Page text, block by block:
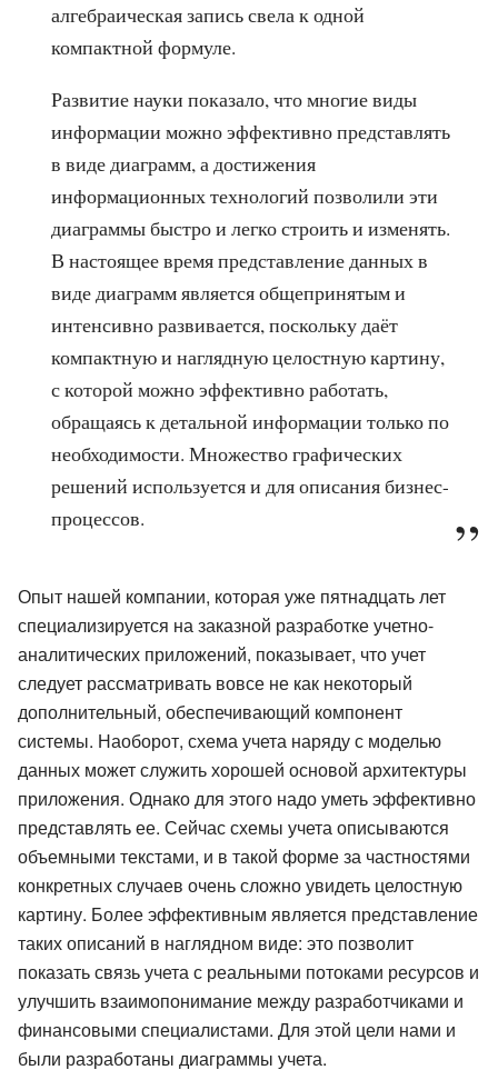
алгебраическая запись свела к одной
компактной формуле.
Развитие науки показало, что многие виды
информации можно эффективно представлять
в виде диаграмм, а достижения
информационных технологий позволили эти
диаграммы быстро и легко строить и изменять.
В настоящее время представление данных в
виде диаграмм является общепринятым и
интенсивно развивается, поскольку даёт
компактную и наглядную целостную картину,
с которой можно эффективно работать,
обращаясь к детальной информации только по
необходимости. Множество графических
решений используется и для описания бизнес-
процессов.
Опыт нашей компании, которая уже пятнадцать лет
специализируется на заказной разработке учетно-
аналитических приложений, показывает, что учет
следует рассматривать вовсе не как некоторый
дополнительный, обеспечивающий компонент
системы. Наоборот, схема учета наряду с моделью
данных может служить хорошей основой архитектуры
приложения. Однако для этого надо уметь эффективно
представлять ее. Сейчас схемы учета описываются
объемными текстами, и в такой форме за частностями
конкретных случаев очень сложно увидеть целостную
картину. Более эффективным является представление
таких описаний в наглядном виде: это позволит
показать связь учета с реальными потоками ресурсов и
улучшить взаимопонимание между разработчиками и
финансовыми специалистами. Для этой цели нами и
были разработаны диаграммы учета.